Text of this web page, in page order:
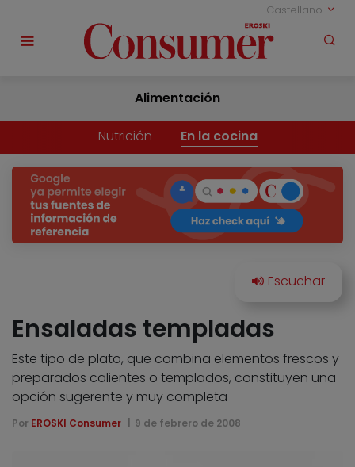
Castellano
Alimentación
Nutrición En la cocina
Ensaladas templadas
Este tipo de plato, que combina elementos frescos y
preparados calientes o templados, constituyen una
opción sugerente y muy completa
Por EROSKI Consumer 9 de febrero de 2008